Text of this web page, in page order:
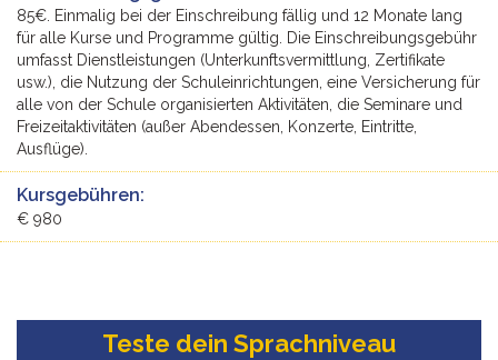
85€. Einmalig bei der Einschreibung fällig und 12 Monate lang
für alle Kurse und Programme gültig. Die Einschreibungsgebühr
umfasst Dienstleistungen (Unterkunftsvermittlung, Zertifikate
usw.), die Nutzung der Schuleinrichtungen, eine Versicherung für
alle von der Schule organisierten Aktivitäten, die Seminare und
Freizeitaktivitäten (außer Abendessen, Konzerte, Eintritte,
Ausflüge).
Kursgebühren:
€ 980
Teste dein Sprachniveau